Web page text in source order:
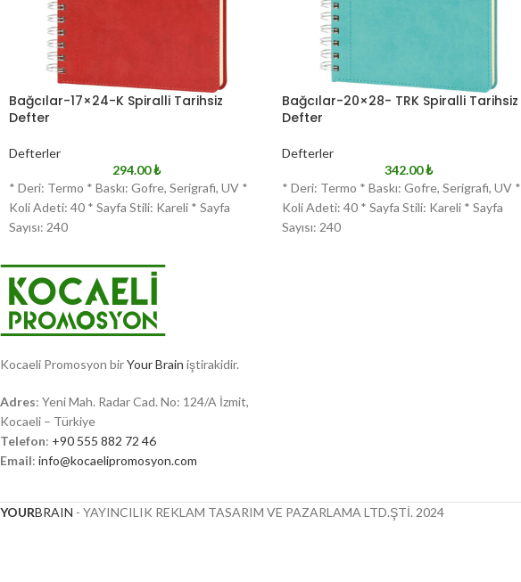
Bağcılar-17×24-K Spiralli Tarihsiz
Defter
Defterler
294.00₺
* Deri: Termo * Baskı: Gofre, Serigrafi, UV *
Koli Adeti: 40 * Sayfa Stili: Kareli * Sayfa
Sayısı: 240
Bağcılar-20×28- TRK Spiralli Tarihsiz
Defter
Defterler
342.00₺
* Deri: Termo * Baskı: Gofre, Serigrafi, UV *
Koli Adeti: 40 * Sayfa Stili: Kareli * Sayfa
Sayısı: 240
Kocaeli Promosyon birYour Brain iştirakidir.
Adres: Yeni Mah. Radar Cad. No: 124/A İzmit,
Kocaeli – Türkiye
Telefon: +90 555 882 72 46
Email: info@kocaelipromosyon.com
YOURBRAIN - YAYINCILIK REKLAM TASARIM VE PAZARLAMA LTD.ŞTİ. 2024